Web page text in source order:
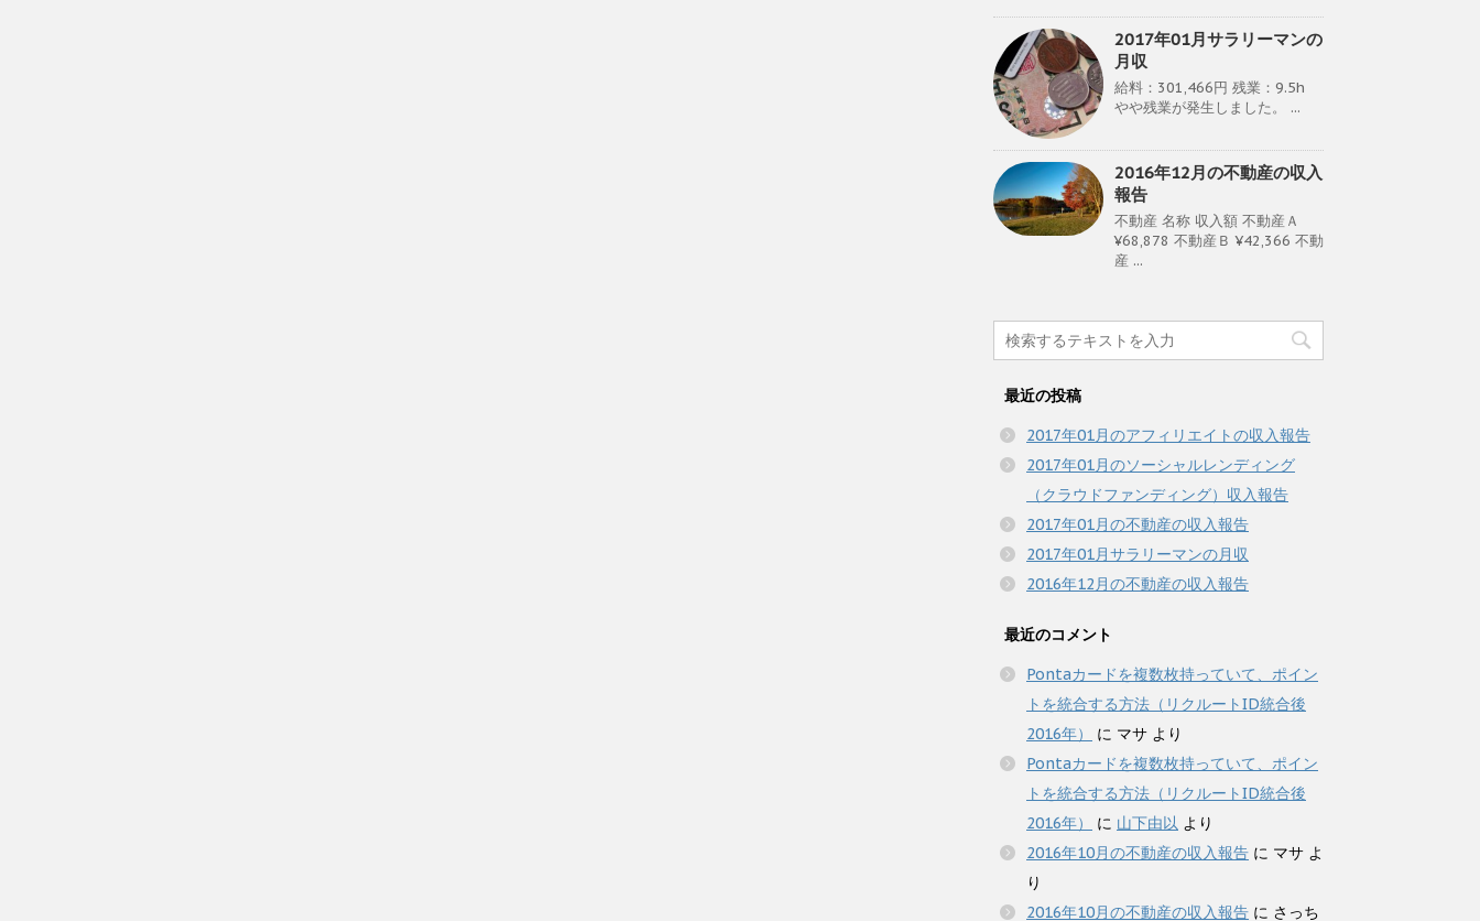
2017年01月サラリーマンの
月収
給料：301,466円 残業：9.5h
やや残業が発生しました。 ...
2016年12月の不動産の収入
報告
不動産 名称 収入額 不動産Ａ
¥68,878 不動産Ｂ ¥42,366 不動
産 ...
最近の投稿
2017年01月のアフィリエイトの収入報告
2017年01月のソーシャルレンディング
（クラウドファンディング）収入報告
2017年01月の不動産の収入報告
2017年01月サラリーマンの月収
2016年12月の不動産の収入報告
最近のコメント
Pontaカードを複数枚持っていて、ポイン
トを統合する方法（リクルートID統合後
2016年）
に マサ より
Pontaカードを複数枚持っていて、ポイン
トを統合する方法（リクルートID統合後
2016年）
に 山下由以 より
2016年10月の不動産の収入報告 に マサ よ
り
2016年10月の不動産の収入報告 に さっち